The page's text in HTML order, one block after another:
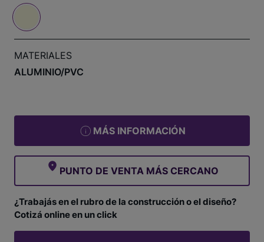
MATERIALES
ALUMINIO/PVC
MÁS INFORMACIÓN
PUNTO DE VENTA MÁS CERCANO
¿Trabajás en el rubro de la construcción o el diseño?
Cotizá online en un click